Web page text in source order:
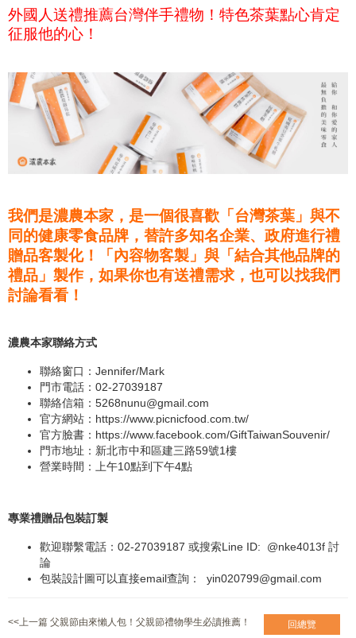
外國人送禮推薦台灣伴手禮物！特色茶葉點心肯定
征服他的心！
我們是濃農本家，是一個很喜歡「台灣茶葉」與不
同的健康零食品牌，替許多知名企業、政府進行禮
贈品客製化！「內容物客製」與「結合其他品牌的
禮品」製作，如果你也有送禮需求，也可以找我們
討論看看！
濃農本家聯絡方式
聯絡窗口：Jennifer/Mark
門市電話：02-27039187
聯絡信箱： 5268nunu@gmail.com
官方網站： https://www.picnicfood.com.tw/
官方臉書： https://www.facebook.com/GiftTaiwanSouvenir/
門市地址：新北市中和區建三路59號1樓
營業時間：上午10點到下午4點
專業禮贈品包裝訂製
歡迎聯繫電話：02-27039187 或搜索Line ID: @nke4013f 討
論
包裝設計圖可以直接email查詢： yin020799@gmail.com
<<上一篇 父親節由來懶人包！父親節禮物學生必讀推薦！ 回總覽